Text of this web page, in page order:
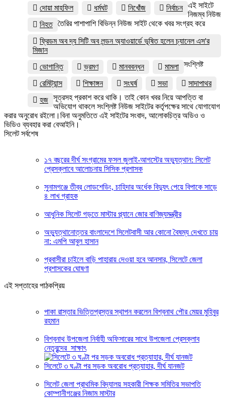
দোয়া মাহফিল
ধর্মঘট নিখোঁজ
নির্বাচন
নিহত
ফ্রিডম অব দ্য সিটি অব লন্ডন অ্যাওয়ার্ডে ভূষিত হলেন চ্যানেল এস'র
মিজান
ভোগান্তি
ভ্রমণ মানববন্ধন
মামলা
রেমিট্যান্স
শিক্ষাঙ্গন সংঘর্ষ সভা
সাদাপাথর
হজ
এই সাইটে
নিজম্ব নিউজ
তৈরির পাশাপাশি বিভিন্ন নিউজ সাইট থেকে খবর সংগ্রহ করে
সংশ্লিষ্ট
সূত্রসহ প্রকাশ করে থাকি। তাই কোন খবর নিয়ে আপত্তি বা
অভিযোগ থাকলে সংশ্লিষ্ট নিউজ সাইটের কর্তৃপক্ষের সাথে যোগাযোগ
করার অনুরোধ রইলো।বিনা অনুমতিতে এই সাইটের সংবাদ, আলোকচিত্র অডিও ও
ভিডিও ব্যবহার করা বেআইনি।
সিলেট সর্বশেষ
১৭ বছরের দীর্ঘ সংগ্রামের ফসল জুলাই-আগস্টের অভ্যুত্থান: সিলেট
প্রেসক্লাবে আলোচনায় সিসিক প্রশাসক
সুনামগঞ্জে তীব্র লোডশেডিং, চাহিদার অর্ধেক বিদ্যুৎ পেয়ে বিপাকে সাড়ে
৪ লাখ গ্রাহক
আধুনিক সিলেট গড়তে মাস্টার প্ল্যানে জোর বাণিজ্যমন্ত্রীর
অভ্যুত্থানোত্তর বাংলাদেশে সিলেটবাসী আর কোনো বৈষম্য দেখতে চায়
না: এমপি আবুল হাসান
প্রবাসীরা চাইলে বাড়ি পাহারায় দেওয়া হবে আনসার, সিলেটে জেলা
প্রশাসকের ঘোষণা
এই সপ্তাহের পাঠকপ্রিয়
পাকা রাস্তার ভিত্তিপ্রস্তর স্থাপন করলেন বিশ্বনাথ পৌর মেয়র মুহিবুর
রহমান
বিশ্বনাথ উপজেলা নির্বাহী অফিসারের সাথে উপজেলা প্রেসক্লাব
নেতৃবৃন্দের সাক্ষাৎ
সিলেটে ৩ ঘণ্টা পর সড়ক অবরোধ প্রত্যাহার, দীর্ঘ যানজট
সিলেট জেলা প্রাথমিক বিদ্যালয় সহকারী শিক্ষক সমিতির সভাপতি
কোম্পানীগঞ্জের নিজাম মাস্টার